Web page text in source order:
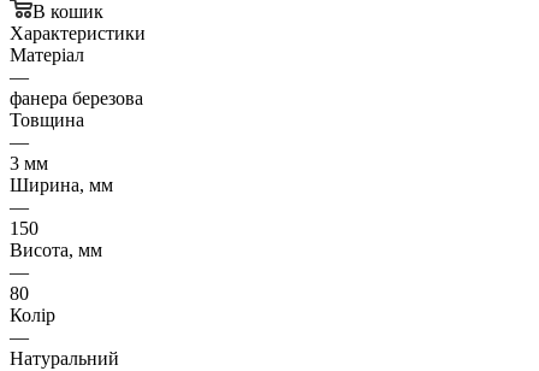
В кошик
Характеристики
Матеріал
—
фанера березова
Товщина
—
3 мм
Ширина, мм
—
150
Висота, мм
—
80
Колір
—
Натуральний